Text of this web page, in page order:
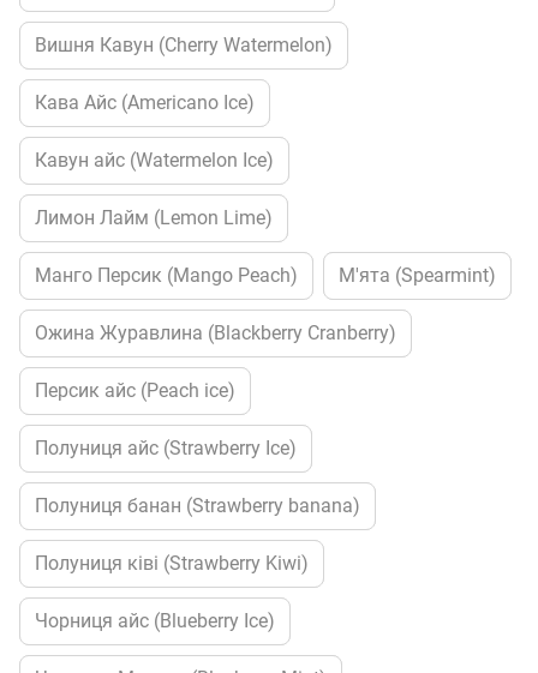
Вишня Кавун (Cherry Watermelon)
Кава Айс (Americano Ice)
Кавун айс (Watermelon Ice)
Лимон Лайм (Lemon Lime)
Манго Персик (Mango Peach) М'ята (Spearmint)
Ожина Журавлина (Blackberry Cranberry)
Персик айс (Peach ice)
Полуниця айс (Strawberry Ice)
Полуниця банан (Strawberry banana)
Полуниця ківі (Strawberry Kiwi)
Чорниця айс (Blueberry Ice)